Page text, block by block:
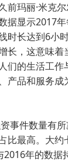
前玛丽·米克
据显示2017
时长达到6小
长，这意味着
们的生活工作
产品和服务成
事件数量有
比最高。大约
年的数据